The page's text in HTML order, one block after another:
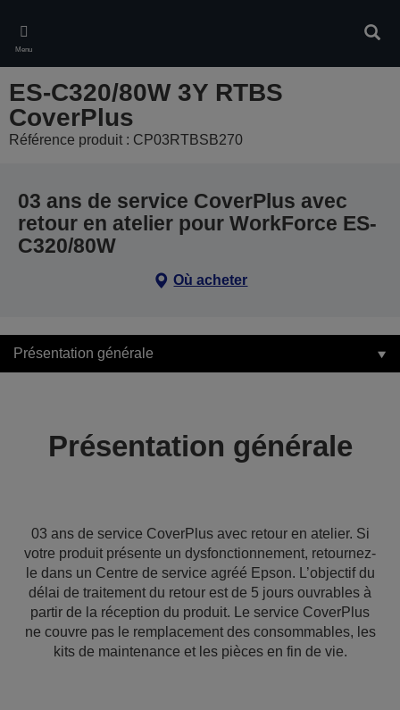
main
content
Menu
ES-C320/80W 3Y RTBS
CoverPlus
Référence produit : CP03RTBSB270
03 ans de service CoverPlus avec
retour en atelier pour WorkForce ES-
C320/80W
Où acheter
Présentation générale
Présentation générale
03 ans de service CoverPlus avec retour en atelier. Si
votre produit présente un dysfonctionnement, retournez-
le dans un Centre de service agréé Epson. L’objectif du
délai de traitement du retour est de 5 jours ouvrables à
partir de la réception du produit. Le service CoverPlus
ne couvre pas le remplacement des consommables, les
kits de maintenance et les pièces en fin de vie.